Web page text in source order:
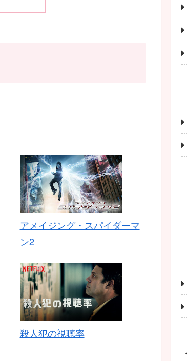
アメイジング・スパイダーマ
ン2
殺人犯の視聴率